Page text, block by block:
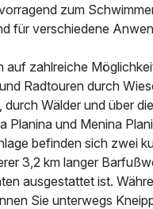
zum
für verschiedene
auf zahlreiche
Radtouren durch
durch Wälder und über
Planina und Menina
befinden sich zwei
3,2 km langer
ausgestattet ist.
Sie unterwegs